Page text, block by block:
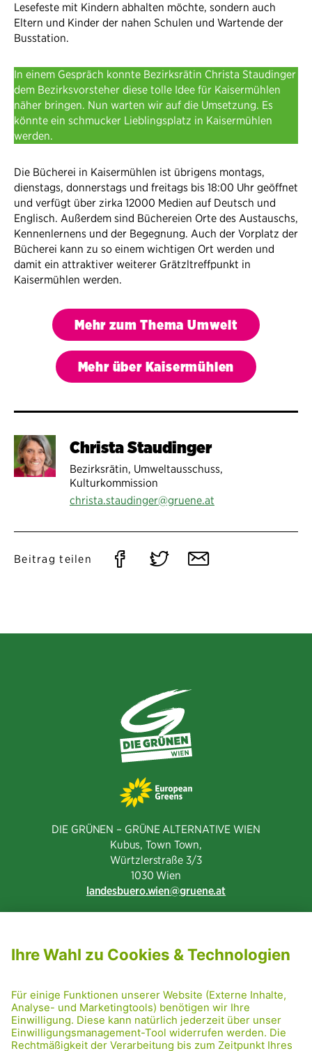
Lesefeste mit Kindern abhalten möchte, sondern auch
Eltern und Kinder der nahen Schulen und Wartende der
Busstation.
In einem Gespräch konnte Bezirksrätin Christa Staudinger
dem Bezirksvorsteher diese tolle Idee für Kaisermühlen
näher bringen. Nun warten wir auf die Umsetzung. Es
könnte ein schmucker Lieblingsplatz in Kaisermühlen
werden.
Die Bücherei in Kaisermühlen ist übrigens montags,
dienstags, donnerstags und freitags bis 18:00 Uhr geöffnet
und verfügt über zirka 12000 Medien auf Deutsch und
Englisch. Außerdem sind Büchereien Orte des Austauschs,
Kennenlernens und der Begegnung. Auch der Vorplatz der
Bücherei kann zu so einem wichtigen Ort werden und
damit ein attraktiver weiterer Grätzltreffpunkt in
Kaisermühlen werden.
Mehr zum Thema Umwelt
Mehr über Kaisermühlen
Christa Staudinger
Bezirksrätin, Umweltausschuss,
Kulturkommission
christa.staudinger@gruene.at
Beitrag teilen
Auf Auf Per
DIE GRÜNEN – GRÜNE ALTERNATIVE WIEN
Kubus, Town Town,
Würtzlerstraße 3/3​
1030 Wien
landesbuero.wien
gruene.at
PRESSE
GRÜNE RADRETTUNG
FRIDAY NIGHTSKATING